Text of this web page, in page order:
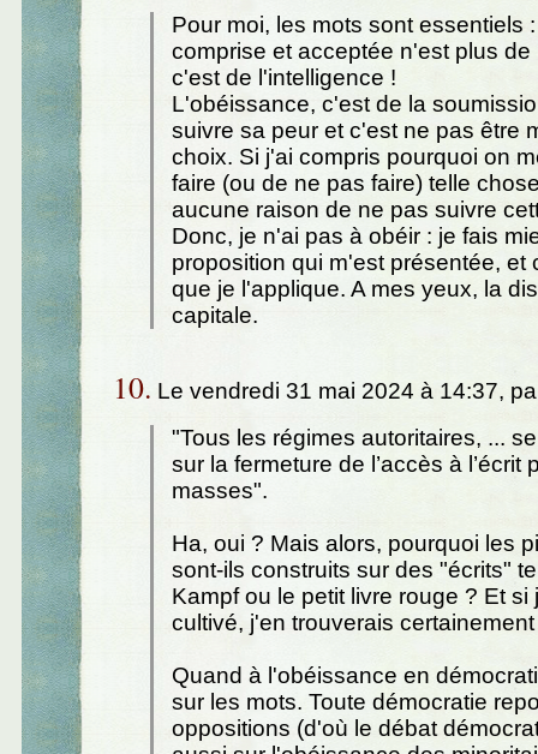
Pour moi, les mots sont essentiels
comprise et acceptée n'est plus
c'est de l'intelligence !
L'obéissance, c'est de la
suivre sa peur et c'est ne pas être
choix. Si j'ai compris pourquoi on
faire (ou de ne pas faire) telle
aucune raison de ne pas suivre
Donc, je n'ai pas à obéir : je fais
proposition qui m'est présentée, et
que je l'applique. A mes yeux, la
capitale.
10. Le vendredi 31 mai 2024 à 14:37,
"Tous les régimes autoritaires, ...
sur la fermeture de l’accès à l’écrit
masses".
Ha, oui ? Mais alors, pourquoi les
sont-ils construits sur des "écrits"
Kampf ou le petit livre rouge ? Et si
cultivé, j'en trouverais
Quand à l'obéissance en
sur les mots. Toute démocratie
oppositions (d'où le débat